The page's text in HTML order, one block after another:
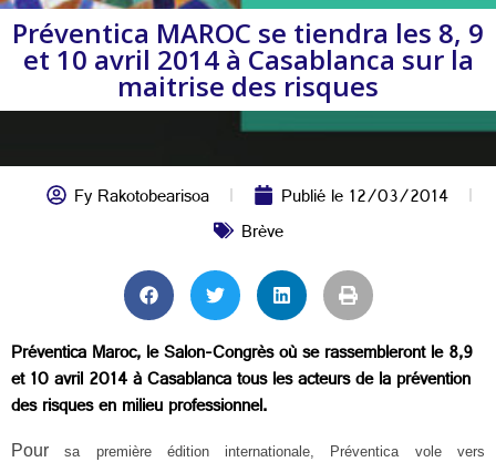
Préventica MAROC se tiendra les 8, 9
et 10 avril 2014 à Casablanca sur la
maitrise des risques
Fy Rakotobearisoa Publié le12/03/2014
Brève
Préventica Maroc, le Salon-Congrès où se rassembleront le 8,9
et 10 avril 2014 à Casablanca tous les acteurs de la prévention
des risques en milieu professionnel.
Pour sa première édition internationale, Préventica vole vers